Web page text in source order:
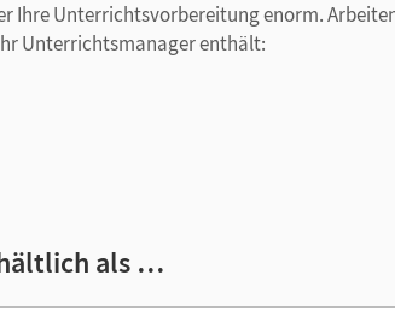
Ihre Unterrichtsvorbereitung enorm.
Unterrichtsmanager enthält:
als …